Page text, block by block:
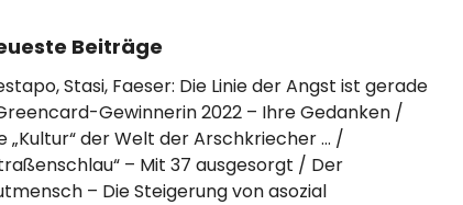
Beiträge
Stasi, Faeser: Die Linie der Angst ist gerade
Gewinnerin 2022 – Ihre Gedanken
„Kultur“ der Welt der Arschkriecher …
– Mit 37 ausgesorgt
Der
– Die Steigerung von asozial